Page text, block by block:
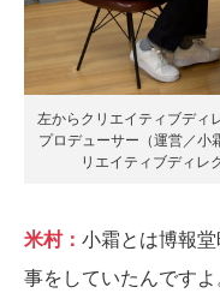
左からクリエイティブディ
プロデューサー（運営／小
リエイティブディレ
米村： 小霜とは博報
事をしていたんです